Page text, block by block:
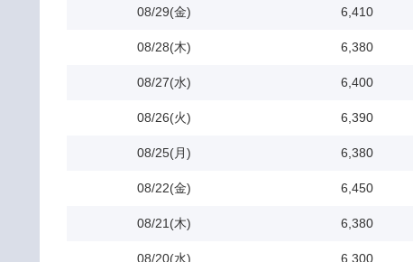
08/29(金) 6,410
08/28(木) 6,380
08/27(水) 6,400
08/26(火) 6,390
08/25(月) 6,380
08/22(金) 6,450
08/21(木) 6,380
08/20(水) 6,300